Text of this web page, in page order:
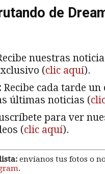
de
nuestras
(clic aquí).
Recibe cada tarde un
últimas noticias (
para ver
(clic aquí).
envíanos tus fotos o
.